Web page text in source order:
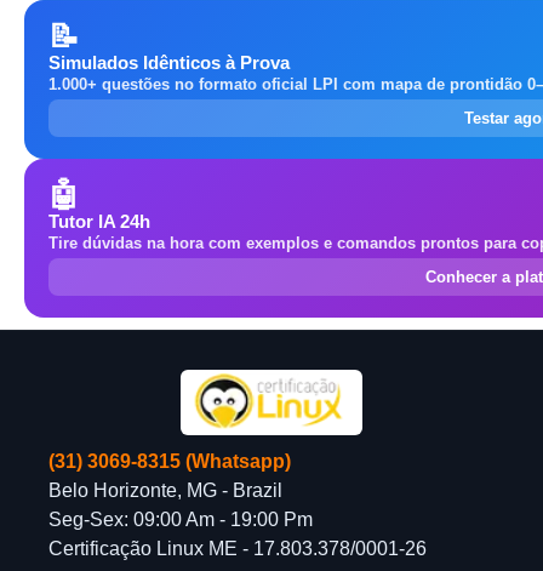
📝
Simulados Idênticos à Prova
1.000+ questões no formato oficial LPI com mapa de prontidão
Testar
🤖
Tutor IA 24h
Tire dúvidas na hora com exemplos e comandos prontos para
Conhecer a
(31) 3069-8315 (Whatsapp)
Belo Horizonte, MG - Brazil
Seg-Sex: 09:00 Am - 19:00 Pm
Certificação Linux ME - 17.803.378/0001-26